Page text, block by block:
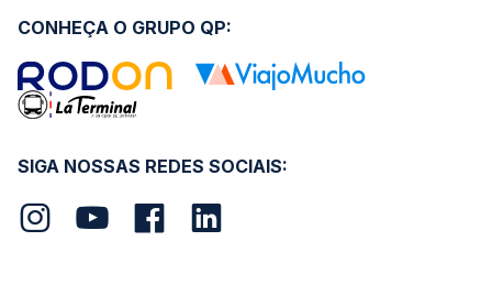
SIGA NOSSAS REDES SOCIAIS:
CONHEÇA O GRUPO QP: